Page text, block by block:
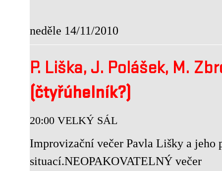
neděle 14/11/2010
P. Liška, J. Polášek, M.
(čtyřúhelník?)
20:00 VELKÝ SÁL
Improvizační večer Pavla Lišky a jeho
situací.NEOPAKOVATELNÝ večer